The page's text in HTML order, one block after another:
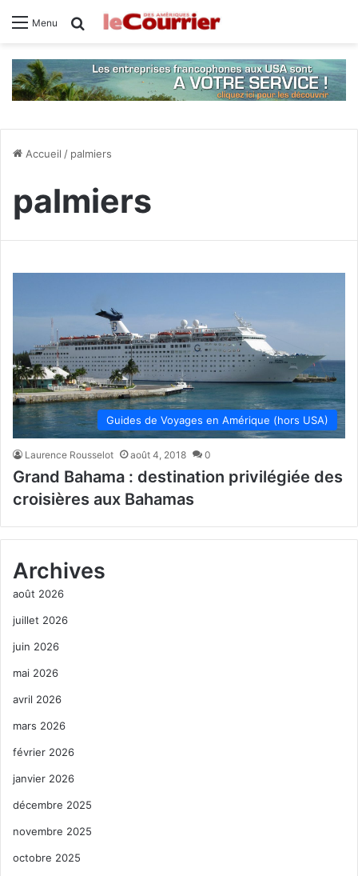
Menu Rechercher
Accueil / palmiers
palmiers
Guides de Voyages en Amérique (hors USA)
Laurence Rousselot août 4, 2018 0
Grand Bahama : destination privilégiée des
croisières aux Bahamas
Archives
août 2026
juillet 2026
juin 2026
mai 2026
avril 2026
mars 2026
février 2026
janvier 2026
décembre 2025
novembre 2025
octobre 2025